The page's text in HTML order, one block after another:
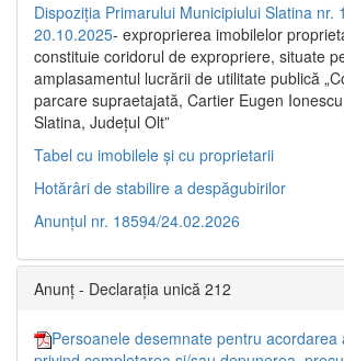
Dispoziția Primarului Municipiului Slatina nr.
20.10.2025- exproprierea imobilelor
constituie coridorul de expropriere, situate
amplasamentul lucrării de utilitate publică
parcare supraetajată, Cartier Eugen
Slatina, Județul Olt”
Tabel cu imobilele și cu proprietarii
Hotărâri de stabilire a despăgubirilor
Anunțul nr. 18594/24.02.2026
Anunț - Declarația unică 212
Persoanele desemnate pentru acordarea